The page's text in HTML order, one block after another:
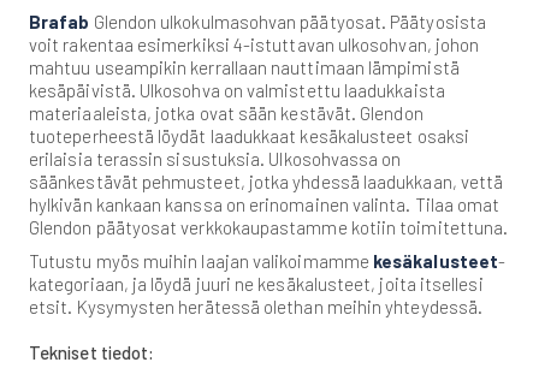
Brafab Glendon ulkokulmasohvan päätyosat. Päätyosista
voit rakentaa esimerkiksi 4-istuttavan ulkosohvan, johon
mahtuu useampikin kerrallaan nauttimaan lämpimistä
kesäpäivistä. Ulkosohva on valmistettu laadukkaista
materiaaleista, jotka ovat sään kestävät. Glendon
tuoteperheestä löydät laadukkaat kesäkalusteet osaksi
erilaisia terassin sisustuksia. Ulkosohvassa on
säänkestävät pehmusteet, jotka yhdessä laadukkaan, vettä
hylkivän kankaan kanssa on erinomainen valinta. Tilaa omat
Glendon päätyosat verkkokaupastamme kotiin toimitettuna.
Tutustu myös muihin laajan valikoimamme kesäkalusteet-
kategoriaan, ja löydä juuri ne kesäkalusteet, joita itsellesi
etsit. Kysymysten herätessä olethan meihin yhteydessä.
Tekniset tiedot: